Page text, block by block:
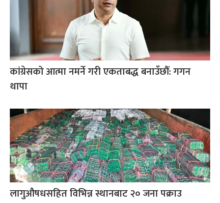
कांग्रेसको आत्मा नमर्ने गरी एकताबद्ध बनाउँछौँ: गगन
थापा
लागुऔषधसहित विभिन्न स्थानबाट २० जना पक्राउ